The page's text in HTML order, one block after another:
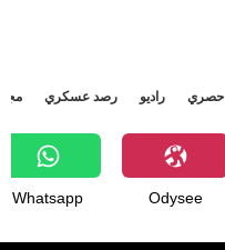
حصري راديو رصد عسكري
Odysee
Whatsapp